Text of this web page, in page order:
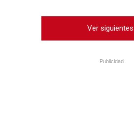
Ver siguientes
Publicidad